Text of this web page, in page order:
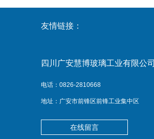
友情链接：
四川广安慧博玻璃工业有限公司
电话：0826-2810668
地址：广安市前锋区前锋工业集中区
在线留言